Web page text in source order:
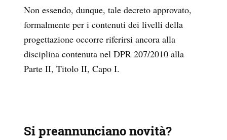
Non essendo, dunque, tale decreto approvato,
formalmente per i contenuti dei livelli della
progettazione occorre riferirsi ancora alla
disciplina contenuta nel DPR 207/2010 alla
Parte II, Titolo II, Capo I.
Si preannunciano novità?